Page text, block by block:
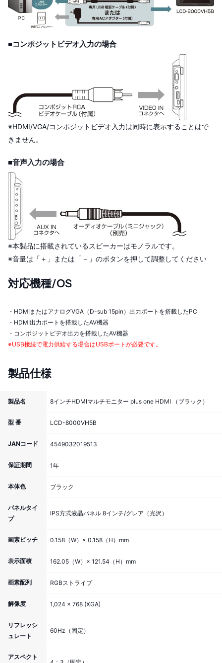
■コンポジットビデオ入力の場合
※HDMI/VGA/コンポジットビデオ入力は同時に表示することはで
きません。
■音声入力の場合
※本製品に搭載されているスピーカーはモノラルです。
※音量は「＋」または「－」のボタンを押して調整してください
対応機種/OS
・HDMIまたはアナログVGA（D-sub 15pin）出力ポートを搭載したPC
・HDMI出力ポートを搭載したAV機器
・コンポジットビデオ出力を搭載したAV機器
※USB接続で電力供給する場合はUSBポートが必要です。
製品仕様
製品名 8インチHDMIマルチモニター plus one HDMI （ブラック）
型 番 LCD-8000VH5B
JANコード 4549032019513
保証期間 1年
本体色 ブラック
パネルタイ
プ
IPS方式液晶パネル 8インチ/グレア（光沢）
画素ピッチ 0.158（W）× 0.158（H）mm
表示面積 162.05（W）× 121.54（H）mm
画素配列 RGBストライプ
解像度 1,024 × 768 (XGA)
リフレッシ
ュレート
60Hz（固定）
アスペクト